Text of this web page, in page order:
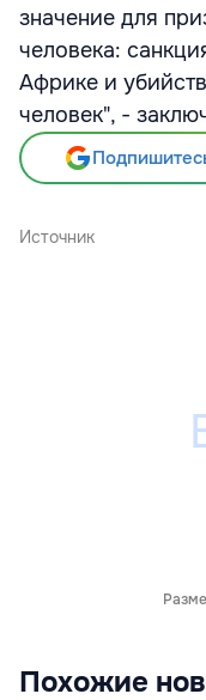
значение для
человека:
Африке и
человек", -
Источник
Похожие